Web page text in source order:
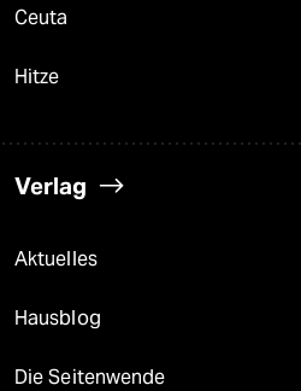
Ceuta
Hitze
Verlag
Aktuelles
Hausblog
Die Seitenwende